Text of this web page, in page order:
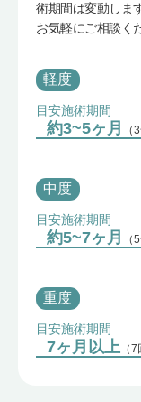
術期間は変動しま
お気軽にご相談く
軽度
目安施術期間
約3~5ヶ月 （
中度
目安施術期間
約5~7ヶ月 （
重度
目安施術期間
7ヶ月以上 （